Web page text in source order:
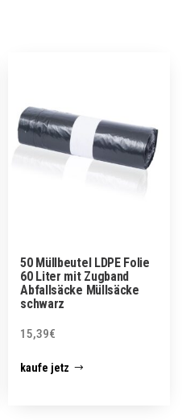
50 Müllbeutel LDPE Folie
60 Liter mit Zugband
Abfallsäcke Müllsäcke
schwarz
15,39€
kaufe jetz